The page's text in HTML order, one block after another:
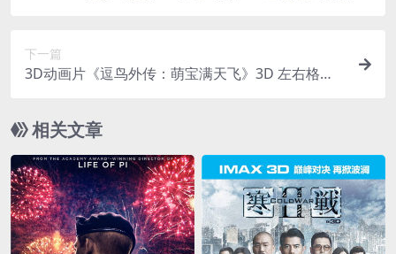
下一篇
3D动画片《逗鸟外传：萌宝满天飞》3D 左右格式
相关文章